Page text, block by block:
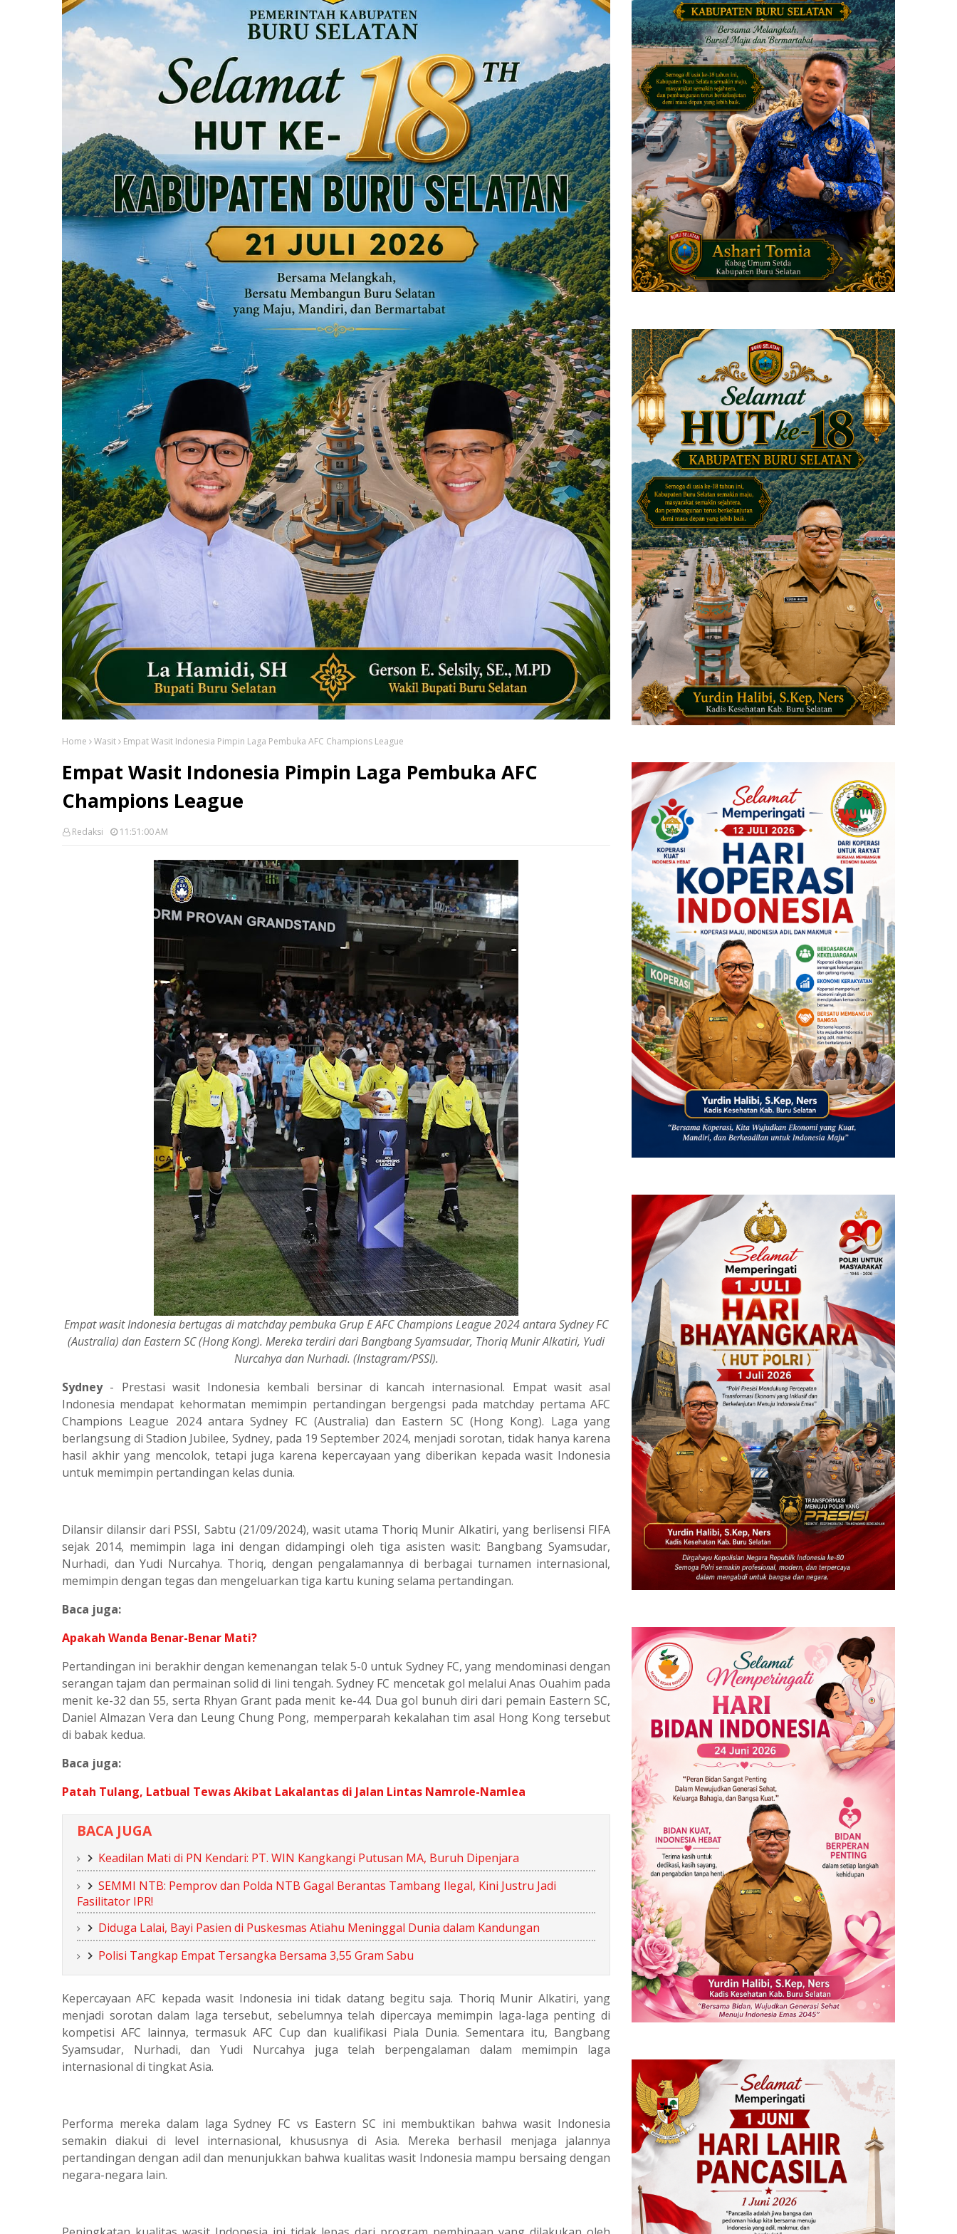
Home Wasit Empat Wasit Indonesia Pimpin Laga Pembuka AFC Champions League
Empat Wasit Indonesia Pimpin Laga Pembuka AFC
Champions League
Redaksi 11:51:00 AM
Empat wasit Indonesia bertugas di matchday pembuka Grup E AFC Champions League 2024 antara Sydney FC
(Australia) dan Eastern SC (Hong Kong). Mereka terdiri dari Bangbang Syamsudar, Thoriq Munir Alkatiri, Yudi
Nurcahya dan Nurhadi. (Instagram/PSSI).
Sydney- Prestasi wasit Indonesia kembali bersinar di kancah internasional. Empat wasit asal
Indonesia mendapat kehormatan memimpin pertandingan bergengsi pada matchday pertama AFC
Champions League 2024 antara Sydney FC (Australia) dan Eastern SC (Hong Kong). Laga yang
berlangsung di Stadion Jubilee, Sydney, pada 19 September 2024, menjadi sorotan, tidak hanya karena
hasil akhir yang mencolok, tetapi juga karena kepercayaan yang diberikan kepada wasit Indonesia
untuk memimpin pertandingan kelas dunia.
Dilansir dilansir dari PSSI, Sabtu (21/09/2024), wasit utama Thoriq Munir Alkatiri, yang berlisensi FIFA
sejak 2014, memimpin laga ini dengan didampingi oleh tiga asisten wasit: Bangbang Syamsudar,
Nurhadi, dan Yudi Nurcahya. Thoriq, dengan pengalamannya di berbagai turnamen internasional,
memimpin dengan tegas dan mengeluarkan tiga kartu kuning selama pertandingan.
Baca juga:
Apakah Wanda Benar-Benar Mati?
Pertandingan ini berakhir dengan kemenangan telak 5-0 untuk Sydney FC, yang mendominasi dengan
serangan tajam dan permainan solid di lini tengah. Sydney FC mencetak gol melalui Anas Ouahim pada
menit ke-32 dan 55, serta Rhyan Grant pada menit ke-44. Dua gol bunuh diri dari pemain Eastern SC,
Daniel Almazan Vera dan Leung Chung Pong, memperparah kekalahan tim asal Hong Kong tersebut
di babak kedua.
Baca juga:
Patah Tulang, Latbual Tewas Akibat Lakalantas di Jalan Lintas Namrole-Namlea
BACA JUGA
Keadilan Mati di PN Kendari: PT. WIN Kangkangi Putusan MA, Buruh Dipenjara
SEMMI NTB: Pemprov dan Polda NTB Gagal Berantas Tambang Ilegal, Kini Justru Jadi
Fasilitator IPR!
Diduga Lalai, Bayi Pasien di Puskesmas Atiahu Meninggal Dunia dalam Kandungan
Polisi Tangkap Empat Tersangka Bersama 3,55 Gram Sabu
Kepercayaan AFC kepada wasit Indonesia ini tidak datang begitu saja. Thoriq Munir Alkatiri, yang
menjadi sorotan dalam laga tersebut, sebelumnya telah dipercaya memimpin laga-laga penting di
kompetisi AFC lainnya, termasuk AFC Cup dan kualifikasi Piala Dunia. Sementara itu, Bangbang
Syamsudar, Nurhadi, dan Yudi Nurcahya juga telah berpengalaman dalam memimpin laga
internasional di tingkat Asia.
Performa mereka dalam laga Sydney FC vs Eastern SC ini membuktikan bahwa wasit Indonesia
semakin diakui di level internasional, khususnya di Asia. Mereka berhasil menjaga jalannya
pertandingan dengan adil dan menunjukkan bahwa kualitas wasit Indonesia mampu bersaing dengan
negara-negara lain.